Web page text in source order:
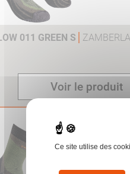
011 GREEN S
Voir le produit
Ce site utilise des